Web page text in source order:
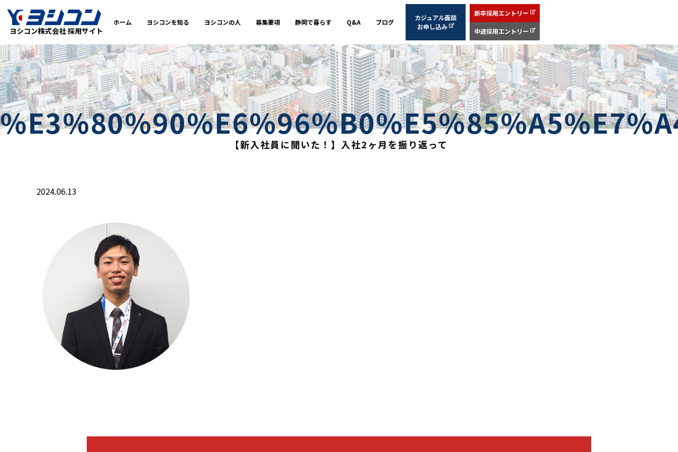
ヨシコン株式会社 採用サイト
ホーム ヨシコンを知る ヨシコンの人 募集要項 静岡で暮らす Q&A ブログ
カジュアル面談
お申し込み
新卒採用エントリー
中途採用エントリー
【新入社員に聞いた！】入社2ヶ月を振り返って
2024.06.13